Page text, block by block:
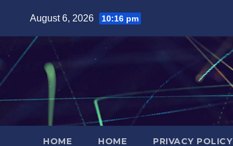
content
August 6, 2026 10:16 pm
HOME HOME PRIVACY POLICY